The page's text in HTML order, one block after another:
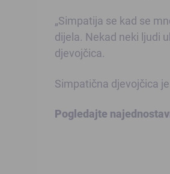
„Simpatija se kad se
dijela. Nekad neki ljudi
djevojčica.
Simpatična djevojčica
Pogledajte